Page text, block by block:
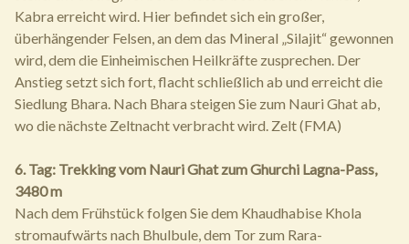
Kabra erreicht wird. Hier befindet sich ein großer,
überhängender Felsen, an dem das Mineral „Silajit“ gewonnen
wird, dem die Einheimischen Heilkräfte zusprechen. Der
Anstieg setzt sich fort, flacht schließlich ab und erreicht die
Siedlung Bhara. Nach Bhara steigen Sie zum Nauri Ghat ab,
wo die nächste Zeltnacht verbracht wird. Zelt (FMA)
6. Tag: Trekking vom Nauri Ghat zum Ghurchi Lagna-Pass,
3480 m
Nach dem Frühstück folgen Sie dem Khaudhabise Khola
stromaufwärts nach Bhulbule, dem Tor zum Rara-